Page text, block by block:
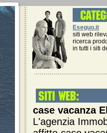
Eseguo.it
siti web
ricerca
in tutti i siti
case vacanza
L'agenzia